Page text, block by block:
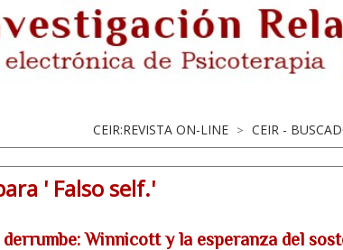
CEIR:REVISTA ON-LINE > CEIR -
' Falso self.'
Winnicott y la esperanza del